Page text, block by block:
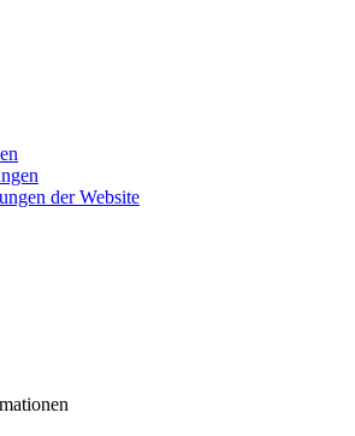
der Website